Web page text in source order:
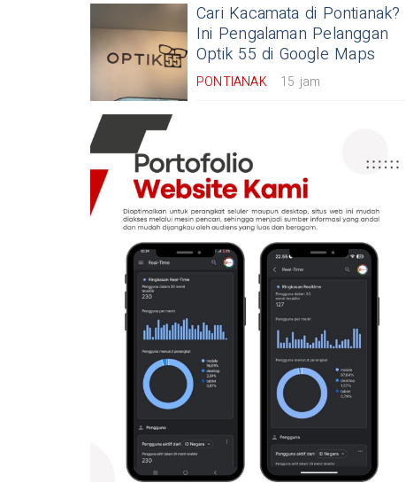
Cari Kacamata di Pontianak?
Ini Pengalaman Pelanggan
Optik 55 di Google Maps
PONTIANAK 15 jam